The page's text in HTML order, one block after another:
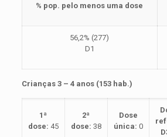
% pop. pelo menos uma dose
56,2% (277)
D1
Crianças 3 – 4 anos (153 hab.)
1ª
dose: 45
2ª
dose: 38
Dose
única: 0